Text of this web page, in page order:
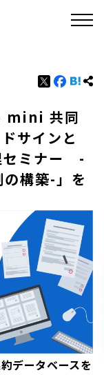
mini 共同
サインと
セミナー -
構築-」を
データベースを